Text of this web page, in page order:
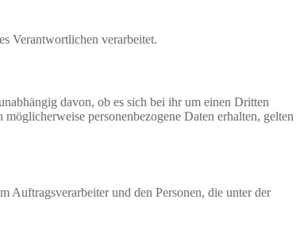
Verantwortlichen verarbeitet.
davon, ob es sich bei ihr um einen Dritten
personenbezogene Daten erhalten, gelten
Auftragsverarbeiter und den Personen, die unter der